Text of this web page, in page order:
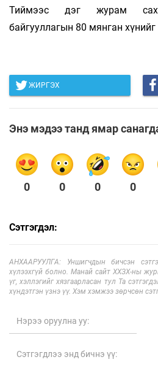
Тиймээс дэг журам
байгууллагын 80 мянган
ЖИРГЭХ
Энэ мэдээ танд ямар
0 0 0 0
Сэтгэгдэл:
АНХААРУУЛГА: Уншигчдын бичсэн
хүлээхгүй болно. Манай сайт ХХЗХ-ны
үг, хэллэгийг хязгаарласан тул Та
хүндэтгэн үзнэ үү. Хэм хэмжээ зөрчсөн